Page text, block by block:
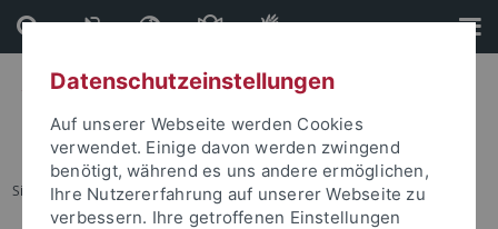
Direkt
zum
Inhalt
Direkt
zur
Fußleiste
Sie sind hier: Startseite
Datenschutzeinstellungen
Auf unserer Webseite werden Cookies
verwendet. Einige davon werden zwingend
benötigt, während es uns andere ermöglichen,
Ihre Nutzererfahrung auf unserer Webseite zu
verbessern. Ihre getroffenen Einstellungen